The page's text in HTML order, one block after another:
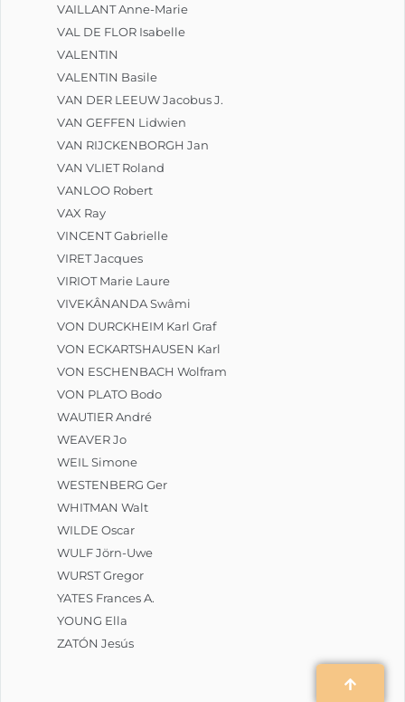
VAILLANT Anne-Marie
VAL DE FLOR Isabelle
VALENTIN
VALENTIN Basile
VAN DER LEEUW Jacobus J.
VAN GEFFEN Lidwien
VAN RIJCKENBORGH Jan
VAN VLIET Roland
VANLOO Robert
VAX Ray
VINCENT Gabrielle
VIRET Jacques
VIRIOT Marie Laure
VIVEKÂNANDA Swâmi
VON DURCKHEIM Karl Graf
VON ECKARTSHAUSEN Karl
VON ESCHENBACH Wolfram
VON PLATO Bodo
WAUTIER André
WEAVER Jo
WEIL Simone
WESTENBERG Ger
WHITMAN Walt
WILDE Oscar
WULF Jörn-Uwe
WURST Gregor
YATES Frances A.
YOUNG Ella
ZATÓN Jesús